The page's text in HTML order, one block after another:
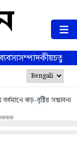
সম্পাদকীয়
ঝড়-বৃষ্টির সম্ভাবনা